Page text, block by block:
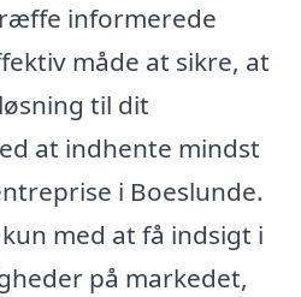
informerede
måde at sikre, at
til dit
at indhente mindst
i Boeslunde.
med at få indsigt i
på markedet,